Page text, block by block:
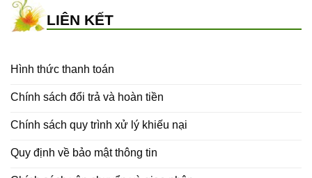
LIÊN KẾT
Hình thức thanh toán
Chính sách đổi trả và hoàn tiền
Chính sách quy trình xử lý khiếu nại
Quy định về bảo mật thông tin